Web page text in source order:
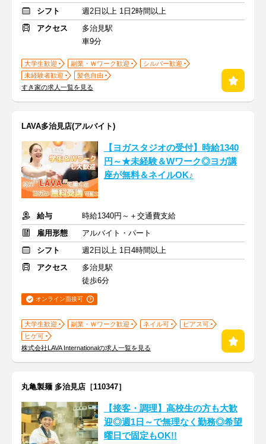
シフト
週2日以上 1日2時間以上
アクセス
多治見駅
車9分
大学生歓迎 副業・Ｗワーク歓迎
シルバー歓迎
未経験者歓迎
髪色自由
すき家の求人一覧を見る
LAVA多治見店(アルバイト)
【ヨガスタジオの受付】時給1340
円～★未経験＆Wワーク◎ヨガ講
座が無料＆ネイルOK♪
給与
時給1340円～＋交通費支給
雇用形態
アルバイト・パート
シフト
週2日以上 1日4時間以上
アクセス
多治見駅
徒歩6分
オンライン面接可
大学生歓迎 副業・Ｗワーク歓迎 ネイル可
ピアス可
ヒゲ可
株式会社LAVA Internationalの求人一覧を見る
丸亀製麺 多治見店［110347］
【接客・調理】高校生の方も大歓
迎◎週1日～で無理なく勤務◎希望
曜日で固定もOK!!